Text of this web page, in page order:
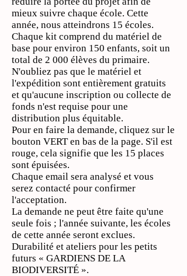
mieux suivre chaque école. Cette
année, nous atteindrons 15 écoles.
Chaque kit comprend du matériel de
base pour environ 150 enfants, soit un
total de 2 000 élèves du primaire.
N'oubliez pas que le matériel et
l'expédition sont entièrement gratuits
et qu'aucune inscription ou collecte de
fonds n'est requise pour une
distribution plus équitable.
Pour en faire la demande, cliquez sur le
bouton VERT en bas de la page. S'il est
rouge, cela signifie que les 15 places
sont épuisées.
Chaque email sera analysé et vous
serez contacté pour confirmer
l'acceptation.
La demande ne peut être faite qu'une
seule fois ; l'année suivante, les écoles
de cette année seront exclues.
Durabilité et ateliers pour les petits
futurs « GARDIENS DE LA
BIODIVERSITÉ ».